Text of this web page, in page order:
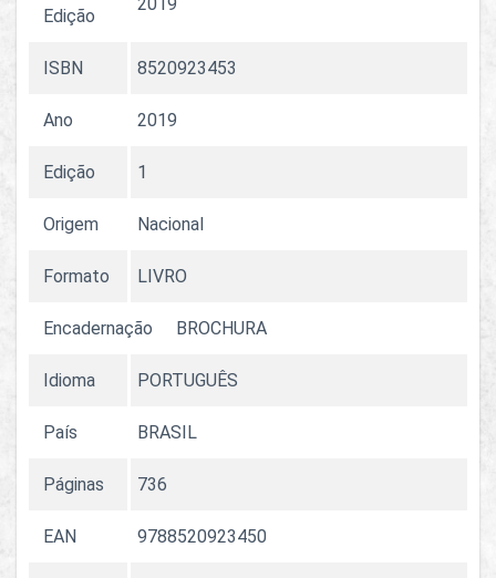
Edição
ISBN 8520923453
Ano 2019
Edição 1
Origem Nacional
Formato LIVRO
Encadernação BROCHURA
Idioma PORTUGUÊS
País BRASIL
Páginas 736
EAN 9788520923450